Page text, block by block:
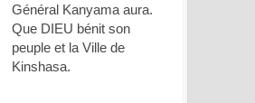
Général Kanyama aura.
Que DIEU bénit son
peuple et la Ville de
Kinshasa.